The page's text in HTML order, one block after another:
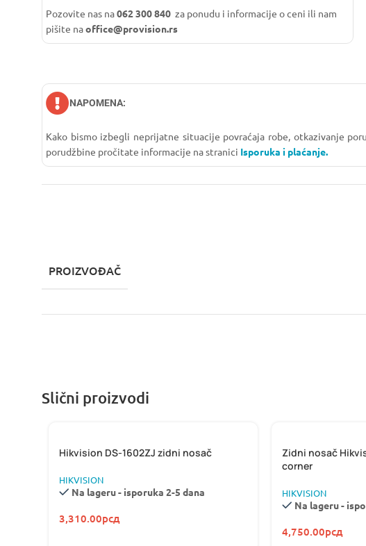
Pozovite nas na062 300 840 za ponudu i informacije o ceni ili nam
pišite naoffice@provision.rs
NAPOMENA:
Kako bismo izbegli neprijatne situacije povraćaja robe, otkazivanje
porudžbine pročitate informacije na stranici Isporuka i plaćanje.
PROIZVOĐAČ
Slični proizvodi
Hikvision DS-1602ZJ zidni nosač
HIKVISION
Na lageru - isporuka 2-5 dana
3,310.00рсд
Zidni nosač
corner
HIKVISION
Na lageru -
4,750.00рсд